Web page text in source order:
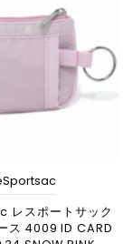
レスポートサック
ス 4009 ID CARD